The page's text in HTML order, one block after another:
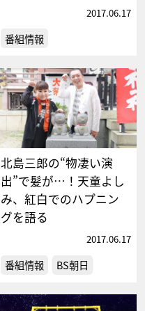
2017.06.17
番組情報
北島三郎の“物凄い演
出”で髪が…！天童よし
み、紅白でのハプニン
グを語る
2017.06.17
番組情報 BS朝日